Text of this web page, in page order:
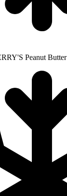
Peanut Butter